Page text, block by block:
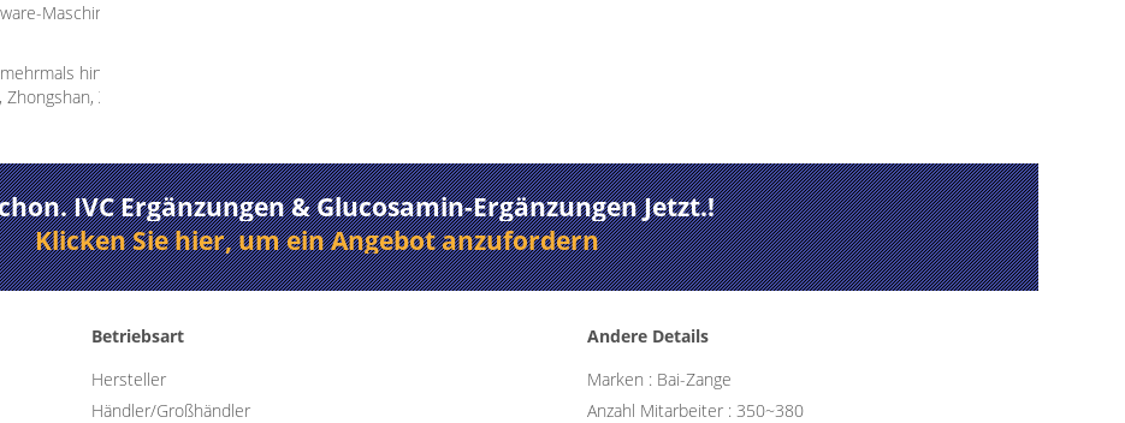
Maschinerie-Fabrik im Jahre 1993 establised
hintereinander in Peking, Shanghai, Suzhou, Ningbo, Shenyang, Chongqing,
Xi'an, Nanh gegründet worden
IVC Ergänzungen & Glucosamin-Ergänzungen Jetzt.!
Klicken Sie hier, um ein Angebot anzufordern
Betriebsart
Hersteller
Händler/Großhändler
Andere Details
Marken : Bai-Zange
Anzahl Mitarbeiter : 350~380